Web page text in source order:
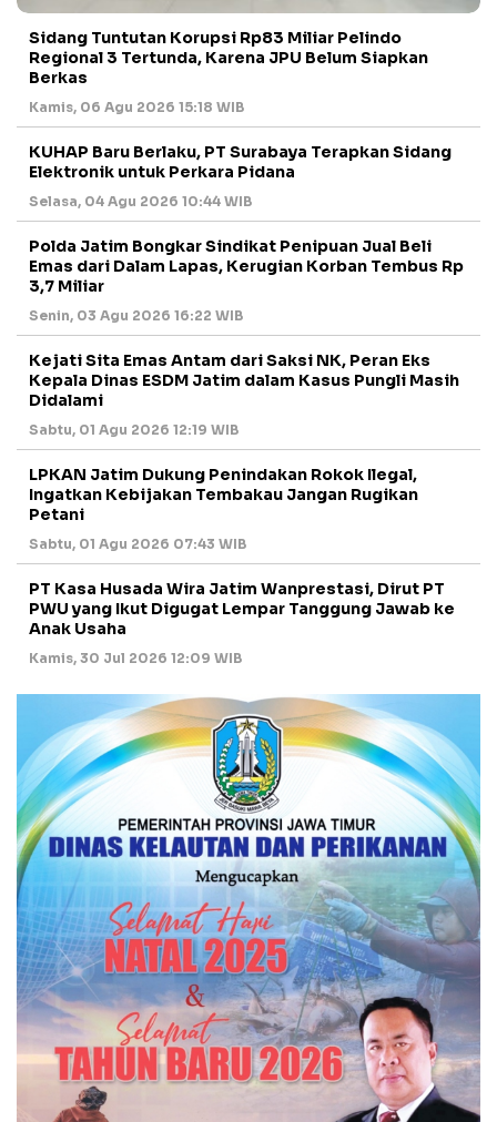
Sidang Tuntutan Korupsi Rp83 Miliar Pelindo
Regional 3 Tertunda, Karena JPU Belum Siapkan
Berkas
Kamis, 06 Agu 2026 15:18 WIB
KUHAP Baru Berlaku, PT Surabaya Terapkan Sidang
Elektronik untuk Perkara Pidana
Selasa, 04 Agu 2026 10:44 WIB
Polda Jatim Bongkar Sindikat Penipuan Jual Beli
Emas dari Dalam Lapas, Kerugian Korban Tembus Rp
3,7 Miliar
Senin, 03 Agu 2026 16:22 WIB
Kejati Sita Emas Antam dari Saksi NK, Peran Eks
Kepala Dinas ESDM Jatim dalam Kasus Pungli Masih
Didalami
Sabtu, 01 Agu 2026 12:19 WIB
LPKAN Jatim Dukung Penindakan Rokok Ilegal,
Ingatkan Kebijakan Tembakau Jangan Rugikan
Petani
Sabtu, 01 Agu 2026 07:43 WIB
PT Kasa Husada Wira Jatim Wanprestasi, Dirut PT
PWU yang Ikut Digugat Lempar Tanggung Jawab ke
Anak Usaha
Kamis, 30 Jul 2026 12:09 WIB